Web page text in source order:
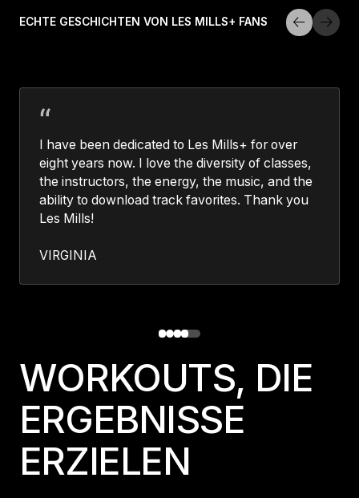
ECHTE GESCHICHTEN VON LES MILLS+ FANS
I have been dedicated to Les Mills+ for over
eight years now. I love the diversity of classes,
the instructors, the energy, the music, and the
ability to download track favorites. Thank you
Les Mills!
VIRGINIA
WORKOUTS, DIE
ERGEBNISSE
ERZIELEN